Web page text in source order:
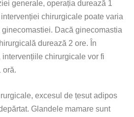
generale, operația durează 1
chirurgicale poate varia
Dacă ginecomastia
durează 2 ore. În
chirurgicale vor fi
oră.
excesul de țesut adipos
Glandele mamare sunt